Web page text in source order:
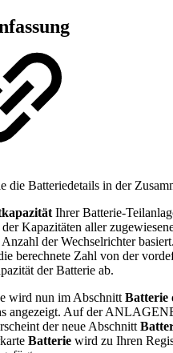
die Batteriedetails in der
Ihrer Batterie-
der Kapazitäten aller
der Wechselrichter basiert.
berechnete Zahl von der
der Batterie ab.
wird nun im Abschnitt Batterie
angezeigt. Auf der
der neue Abschnitt
Batterie wird zu Ihren